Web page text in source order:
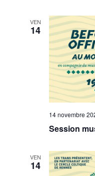
VEN
14
14 novembre
Session
VEN
14